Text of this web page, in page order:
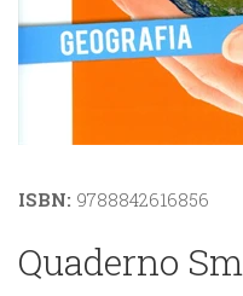
ISBN: 9788842616856
Quaderno